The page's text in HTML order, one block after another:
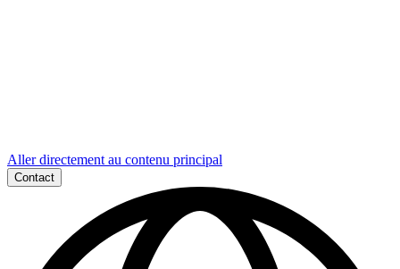
Aller directement au contenu principal
Contact